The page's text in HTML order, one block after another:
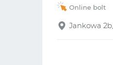
Online bolt
Jankowa